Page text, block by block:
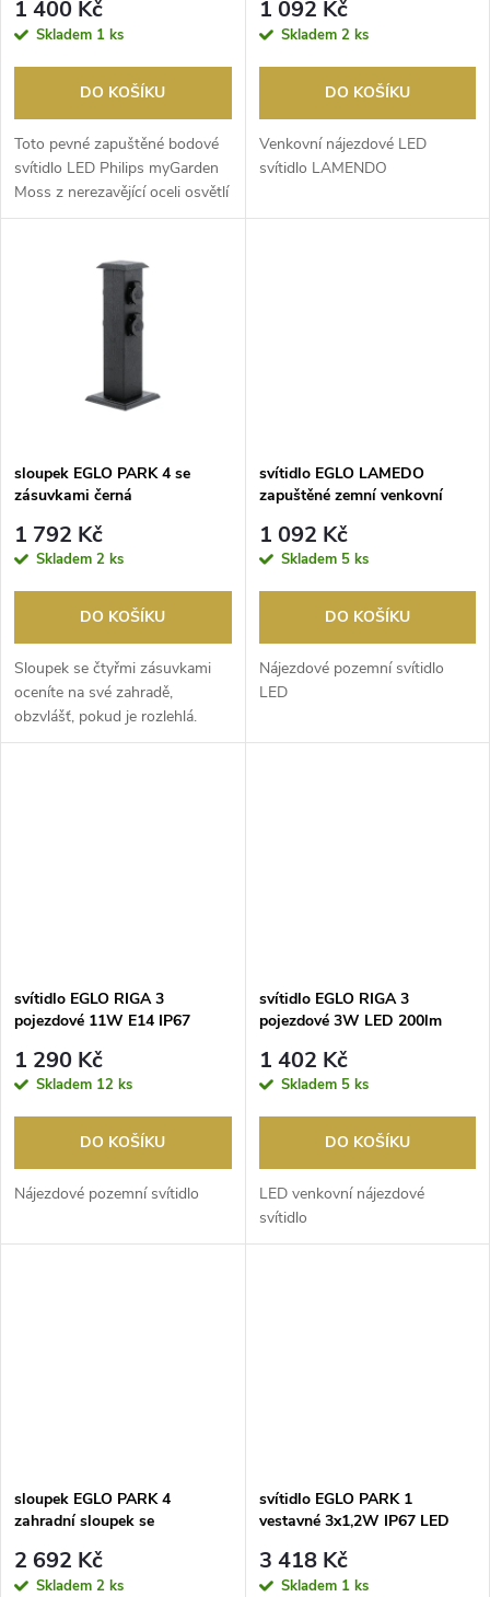
r
o
d
u
r
d
u
1 400 Kč
Skladem 1 ks
DO KOŠÍKU
Toto pevné zapuštěné bodové
svítidlo LED Philips myGarden
Moss z nerezavějící oceli osvětlí
chodníky...
1 092 Kč
Skladem 2 ks
DO KOŠÍKU
Venkovní nájezdové LED
svítidlo LAMENDO
sloupek EGLO PARK 4 se
zásuvkami černá
1 792 Kč
Skladem 2 ks
DO KOŠÍKU
Sloupek se čtyřmi zásuvkami
oceníte na své zahradě,
obzvlášť, pokud je rozlehlá.
Sloupky rozmístěte ...
svítidlo EGLO LAMEDO
zapuštěné zemní venkovní
1 092 Kč
Skladem 5 ks
DO KOŠÍKU
Nájezdové pozemní svítidlo
LED
svítidlo EGLO RIGA 3
pojezdové 11W E14 IP67
1 290 Kč
Skladem 12 ks
DO KOŠÍKU
Nájezdové pozemní svítidlo
svítidlo EGLO RIGA 3
pojezdové 3W LED 200lm
1 402 Kč
Skladem 5 ks
DO KOŠÍKU
LED venkovní nájezdové
svítidlo
sloupek EGLO PARK 4
zahradní sloupek se
2 692 Kč
Skladem 2 ks
svítidlo EGLO PARK 1
vestavné 3x1,2W IP67 LED
3 418 Kč
Skladem 1 ks